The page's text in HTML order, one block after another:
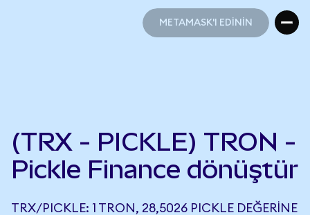
METAMASK'I EDİNİN
(TRX - PICKLE) TRON -
Pickle Finance dönüştür
TRX/PICKLE: 1 TRON, 28,5026 PICKLE DEĞERINE